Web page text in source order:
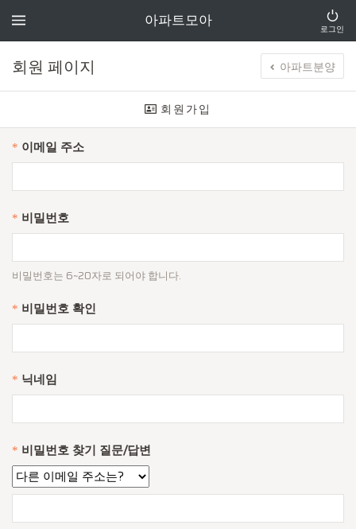
아파트모아 로그인
회원 페이지 아파트분양
회원가입
* 이메일 주소
* 비밀번호
비밀번호는 6~20자로 되어야 합니다.
* 비밀번호 확인
* 닉네임
* 비밀번호 찾기 질문/답변